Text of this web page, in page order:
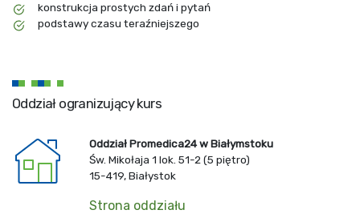
konstrukcja prostych zdań i pytań
podstawy czasu teraźniejszego
Oddział ogranizujący kurs
Oddział Promedica24 w Białymstoku
Św. Mikołaja 1 lok. 51-2 (5 piętro)
15-419, Białystok
Strona oddziału